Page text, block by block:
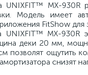
UNIXFIT™ MX-930R
Модель имеет
FitShow
UNIXFIT™ MX-930R
деки 20 мм,
позволят ощутить
снизят